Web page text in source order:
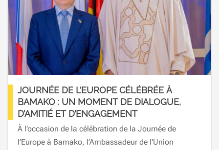
STRATÉGIQUE EN
DE SÉCURITÉ ET DE DÉFENSE
STRATÉGIQUE POUR
DE L'EUROPE UN ACTEUR DE
- Avant-propos du HR/VP
Borrell
JOURNÉE DE L’EUROPE CÉLÉBRÉE À
BAMAKO : UN MOMENT DE DIALOGUE,
D’AMITIÉ ET D’ENGAGEMENT
À l’occasion de la célébration de la Journée de
l’Europe à Bamako, l’Ambassadeur de l'Union